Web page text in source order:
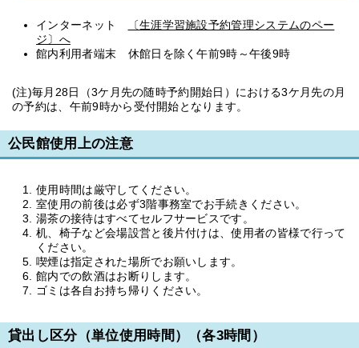
インターネット
〔生涯学習施設予約管理システムのペー
ジ〕へ
館内利用者端末 休館日を除く午前9時～午後9時
(注)毎月28日（3ケ月先の随時予約開始日）における3ケ月先の月
の予約は、午前9時から受付開始となります。
公民館使用上の注意
使用時間は厳守してください。
室使用の前後は必ず3階事務室でお手続きください。
湯茶の接待はすべてセルフサービスです。
机、椅子など会場設営と後片付けは、使用者の皆様で行って
ください。
喫煙は指定された場所でお願いします。
館内での飲酒はお断りします。
ゴミは各自お持ち帰りください。
貸出し区分（単位使用時間）（各3時間）